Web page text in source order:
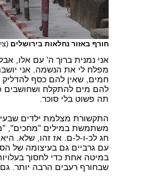
חורף באזור נחלאות בירושלים
אני נמנית ברוך ה' עם אלו,
מפלח לי את הנשמה. אני
חמים, שאין להם כסף
להם מים להתקלח ושחושבים
תה פשוט בלי סוכר.
התקשורת מצלמת ילדים
משתמשת במילים "מחכים",
חג לכ-ו-ל-ם. אז זהו, שלא.
עם גרביים גם בעיצומה של
במיטה אחת כדי לחסוך
שבחורף רעבים הרבה יותר.